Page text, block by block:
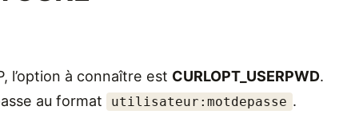
l’option à connaître est CURLOPT_USERPWD.
au format
utilisateur:motdepasse .